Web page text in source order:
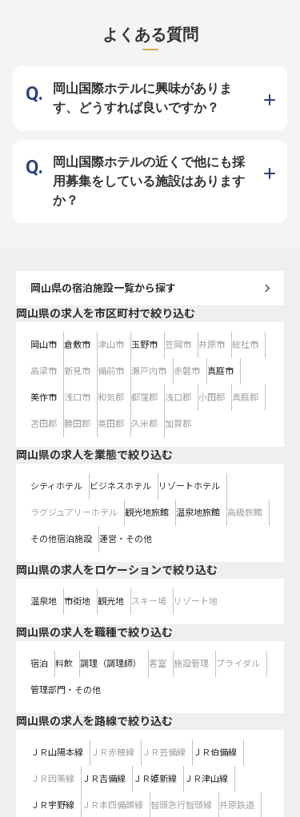
う。 ※2025年04月17日時点の情報
方々にとって忘れられない思い出と
なるよう、細やかな気配りと真心を
込めたサービスを提供。私たちは、
ねています。 共に、心に残る感動
を創造していきませんか。 ーー
【成長を支える環境とキャリアアッ
プの道】 当施設では、スタッフ一
しのプロとして成長できるサポート
体制が整っています。将来のキャリ
アパスも明確で、あなたの意欲次第
で様々な可能性が広がります。 共
よくある質問
岡山国際ホテルに興味がありま
す、どうすれば良いですか？
岡山国際ホテルの近くで他にも採
用募集をしている施設はあります
か？
岡山県の宿泊施設一覧から探す
岡山県の求人を市区町村で絞り込む
岡山市 倉敷市 津山市 玉野市 笠岡市 井原市 総社市
高梁市 新見市 備前市 瀬戸内市 赤磐市 真庭市
美作市 浅口市 和気郡 都窪郡 浅口郡 小田郡 真庭郡
苫田郡 勝田郡 英田郡 久米郡 加賀郡
岡山県の求人を業態で絞り込む
シティホテル ビジネスホテル リゾートホテル
ラグジュアリーホテル 観光地旅館 温泉地旅館 高級旅館
その他宿泊施設 運営・その他
岡山県の求人をロケーションで絞り込む
温泉地 市街地 観光地 スキー場 リゾート地
岡山県の求人を職種で絞り込む
宿泊 料飲 調理（調理師） 客室 施設管理 ブライダル
管理部門・その他
岡山県の求人を路線で絞り込む
ＪＲ山陽本線 ＪＲ赤穂線 ＪＲ芸備線 ＪＲ伯備線
ＪＲ因美線 ＪＲ吉備線 ＪＲ姫新線 ＪＲ津山線
ＪＲ宇野線 ＪＲ本四備讃線 智頭急行智頭線 井原鉄道